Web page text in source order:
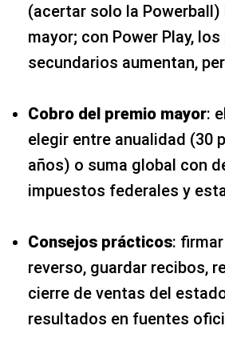
(acertar solo la
mayor; con Power Play,
secundarios aumentan,
Cobro del premio mayor:
elegir entre anualidad (30
años) o suma global con
impuestos federales y
Consejos prácticos:
reverso, guardar recibos,
cierre de ventas del
resultados en fuentes